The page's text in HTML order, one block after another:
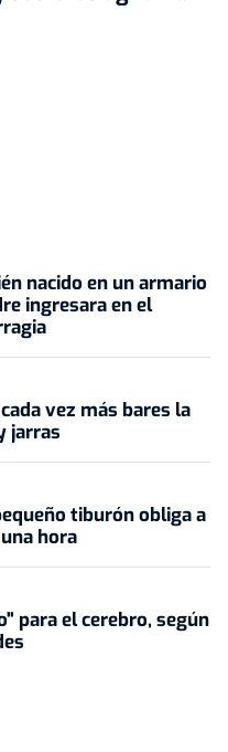
nacido en un armario
ingresara en el
vez más bares la
jarras
tiburón obliga a
hora
para el cerebro, según